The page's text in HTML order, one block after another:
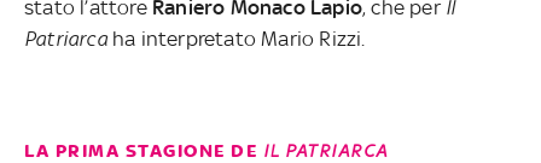
stato l’attore Raniero Monaco Lapio, che perIl
Patriarca ha interpretato Mario Rizzi.
LA PRIMA STAGIONE DE IL PATRIARCA